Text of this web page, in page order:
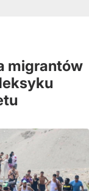
migrantów